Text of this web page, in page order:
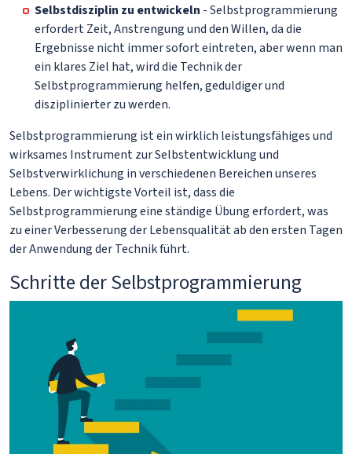
Selbstdisziplin zu entwickeln - Selbstprogrammierung
erfordert Zeit, Anstrengung und den Willen, da die
Ergebnisse nicht immer sofort eintreten, aber wenn man
ein klares Ziel hat, wird die Technik der
Selbstprogrammierung helfen, geduldiger und
disziplinierter zu werden.
Selbstprogrammierung ist ein wirklich leistungsfähiges und
wirksames Instrument zur Selbstentwicklung und
Selbstverwirklichung in verschiedenen Bereichen unseres
Lebens. Der wichtigste Vorteil ist, dass die
Selbstprogrammierung eine ständige Übung erfordert, was
zu einer Verbesserung der Lebensqualität ab den ersten Tagen
der Anwendung der Technik führt.
Schritte der Selbstprogrammierung